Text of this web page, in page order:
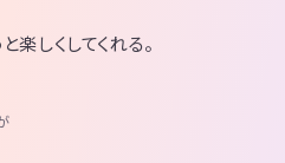
楽しくしてくれる。